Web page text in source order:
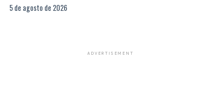
5 de agosto de 2026
ADVERTISEMENT